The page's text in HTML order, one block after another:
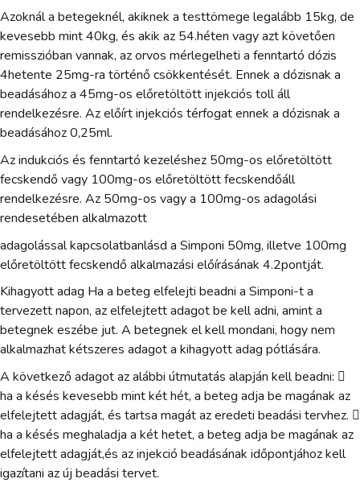
Azoknál a betegeknél, akiknek a testtömege legalább 15kg, de
kevesebb mint 40kg, és akik az 54.héten vagy azt követően
remisszióban vannak, az orvos mérlegelheti a fenntartó dózis
4hetente 25mg-ra történő csökkentését. Ennek a dózisnak a
beadásához a 45mg-os előretöltött injekciós toll áll
rendelkezésre. Az előírt injekciós térfogat ennek a dózisnak a
beadásához 0,25ml.
Az indukciós és fenntartó kezeléshez 50mg-os előretöltött
fecskendő vagy 100mg-os előretöltött fecskendőáll
rendelkezésre. Az 50mg-os vagy a 100mg-os adagolási
rendesetében alkalmazott
adagolással kapcsolatbanlásd a Simponi 50mg, illetve 100mg
előretöltött fecskendő alkalmazási előírásának 4.2pontját.
Kihagyott adag Ha a beteg elfelejti beadni a Simponi-t a
tervezett napon, az elfelejtett adagot be kell adni, amint a
betegnek eszébe jut. A betegnek el kell mondani, hogy nem
alkalmazhat kétszeres adagot a kihagyott adag pótlására.
A következő adagot az alábbi útmutatás alapján kell beadni: 
ha a késés kevesebb mint két hét, a beteg adja be magának az
elfelejtett adagját, és tartsa magát az eredeti beadási tervhez. 
ha a késés meghaladja a két hetet, a beteg adja be magának az
elfelejtett adagját,és az injekció beadásának időpontjához kell
igazítani az új beadási tervet.